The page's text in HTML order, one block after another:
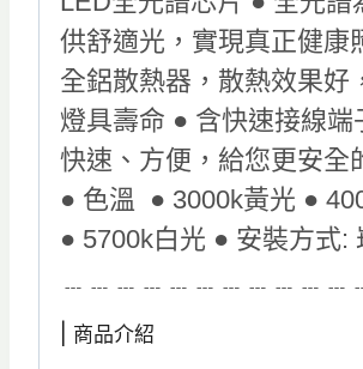
公
分-
TJ2
Lighting
數
量
| 商品介紹